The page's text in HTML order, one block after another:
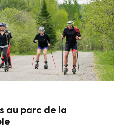
au parc de la